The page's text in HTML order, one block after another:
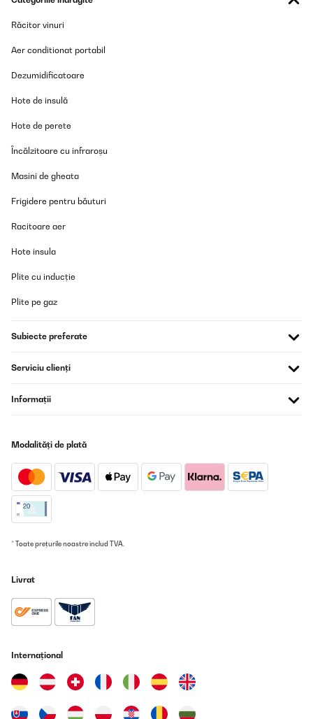
Răcitor vinuri
Aer conditionat portabil
Dezumidificatoare
Hote de insulă
Hote de perete
Încălzitoare cu infraroșu
Masini de gheata
Frigidere pentru băuturi
Racitoare aer
Hote insula
Plite cu inducție
Plite pe gaz
Subiecte preferate
Serviciu clienți
Informații
Modalități de plată
* Toate prețurile noastre includ TVA.
Livrat
Internațional